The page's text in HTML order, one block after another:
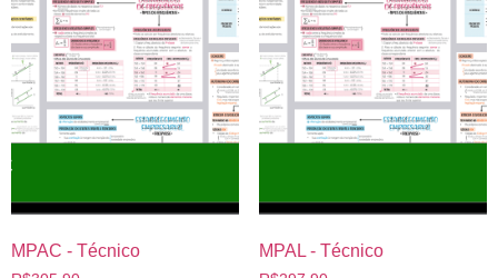
MPAC - Técnico MPAL - Técnico